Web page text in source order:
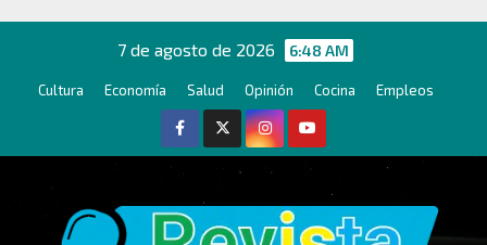
contenido
7 de agosto de 2026 6:48 AM
Cultura Economía Salud Opinión Cocina Empleos